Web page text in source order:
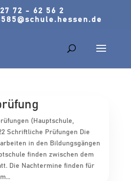
72 - 62 56 2
(Hauptschule,
Schriftliche Prüfungen Die
in den Bildungsgängen
finden zwischen dem
Die Nachtermine finden für